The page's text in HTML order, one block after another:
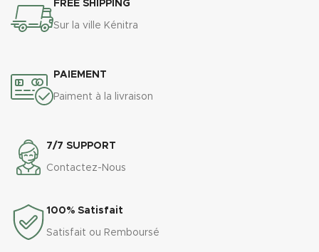
FREE SHIPPING
Sur la ville Kénitra
PAIEMENT
Paiment à la livraison
7/7 SUPPORT
Contactez-Nous
100% Satisfait
Satisfait ou Remboursé